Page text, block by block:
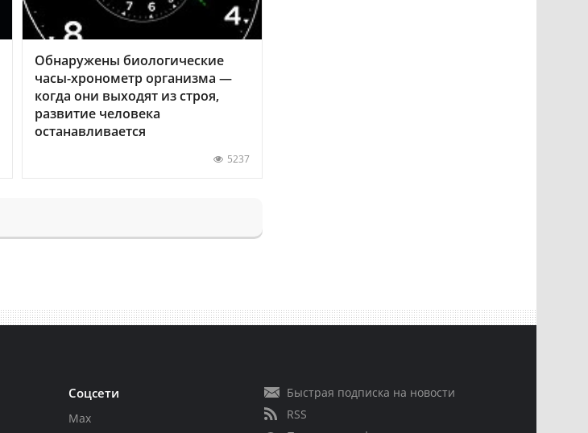
Обнаружены биологические
часы-хронометр организма —
когда они выходят из строя,
развитие человека
останавливается
5237
Соцсети
Max
Быстрая подписка на новости
RSS